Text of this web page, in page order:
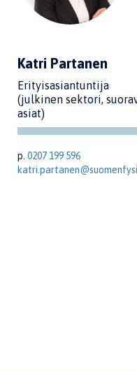
Katri Partanen
Erityisasiantuntija
(julkinen sektori,
asiat)
p. 0207 199 596